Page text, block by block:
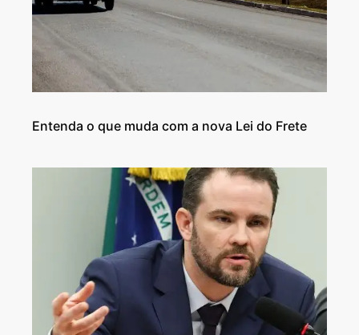
Entenda o que muda com a nova Lei do Frete